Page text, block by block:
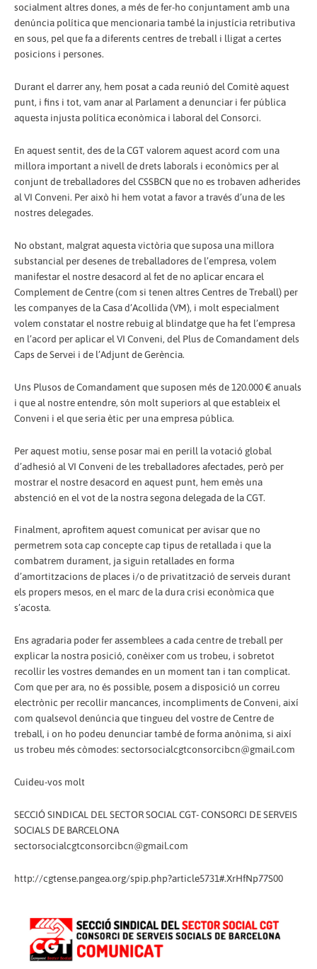
socialment altres dones, a més de fer-ho conjuntament amb una
denúncia política que mencionaria també la injustícia retributiva
en sous, pel que fa a diferents centres de treball i lligat a certes
posicions i persones.
Durant el darrer any, hem posat a cada reunió del Comitè aquest
punt, i fins i tot, vam anar al Parlament a denunciar i fer pública
aquesta injusta política econòmica i laboral del Consorci.
En aquest sentit, des de la CGT valorem aquest acord com una
millora important a nivell de drets laborals i econòmics per al
conjunt de treballadores del CSSBCN que no es trobaven adherides
al VI Conveni. Per això hi hem votat a favor a través d’una de les
nostres delegades.
No obstant, malgrat aquesta victòria que suposa una millora
substancial per desenes de treballadores de l’empresa, volem
manifestar el nostre desacord al fet de no aplicar encara el
Complement de Centre (com si tenen altres Centres de Treball) per
les companyes de la Casa d’Acollida (VM), i molt especialment
volem constatar el nostre rebuig al blindatge que ha fet l’empresa
en l’acord per aplicar el VI Conveni, del Plus de Comandament dels
Caps de Servei i de l’Adjunt de Gerència.
Uns Plusos de Comandament que suposen més de 120.000 € anuals
i que al nostre entendre, són molt superiors al que estableix el
Conveni i el que seria ètic per una empresa pública.
Per aquest motiu, sense posar mai en perill la votació global
d’adhesió al VI Conveni de les treballadores afectades, però per
mostrar el nostre desacord en aquest punt, hem emès una
abstenció en el vot de la nostra segona delegada de la CGT.
Finalment, aprofitem aquest comunicat per avisar que no
permetrem sota cap concepte cap tipus de retallada i que la
combatrem durament, ja siguin retallades en forma
d’amortitzacions de places i/o de privatització de serveis durant
els propers mesos, en el marc de la dura crisi econòmica que
s’acosta.
Ens agradaria poder fer assemblees a cada centre de treball per
explicar la nostra posició, conèixer com us trobeu, i sobretot
recollir les vostres demandes en un moment tan i tan complicat.
Com que per ara, no és possible, posem a disposició un correu
electrònic per recollir mancances, incompliments de Conveni, així
com qualsevol denúncia que tingueu del vostre de Centre de
treball, i on ho podeu denunciar també de forma anònima, si així
us trobeu més còmodes: sectorsocialcgtconsorcibcn@gmail.com
Cuideu-vos molt
SECCIÓ SINDICAL DEL SECTOR SOCIAL CGT- CONSORCI DE SERVEIS
SOCIALS DE BARCELONA
sectorsocialcgtconsorcibcn@gmail.com
http://cgtense.pangea.org/spip.php?article5731#.XrHfNp77S00